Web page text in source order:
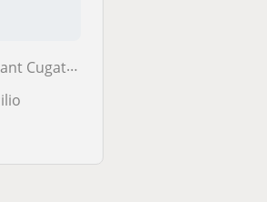
(Ciudad), Terrassa